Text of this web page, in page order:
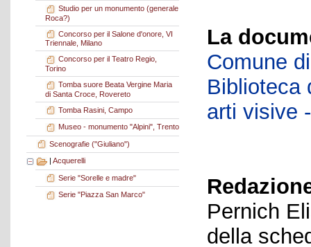
Studio per un monumento (generale
Roca?)
Concorso per il Salone d'onore, VI
Triennale, Milano
Concorso per il Teatro Regio,
Torino
Tomba suore Beata Vergine Maria
di Santa Croce, Rovereto
Tomba Rasini, Campo
Museo - monumento "Alpini", Trento
Scenografie ("Giuliano")
Acquerelli
Serie "Sorelle e madre"
Serie "Piazza San Marco"
La
Comune
Biblioteca
arti visive
Pernich
della